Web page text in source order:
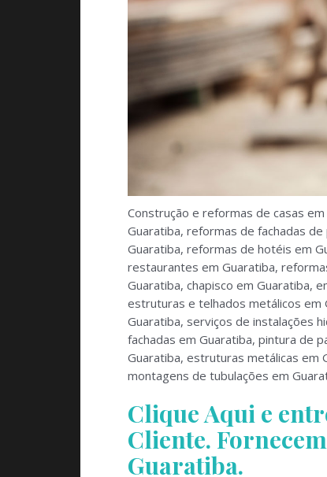
Construção e reformas de casas
Guaratiba, reformas de fachadas
Guaratiba, reformas de hotéis em
restaurantes em Guaratiba,
Guaratiba, chapisco em Guaratiba,
estruturas e telhados metálicos em
Guaratiba, serviços de instalações
fachadas em Guaratiba, pintura de
Guaratiba, estruturas metálicas em
montagens de tubulações em
Clique Aqui e
Cliente.
Guaratiba.